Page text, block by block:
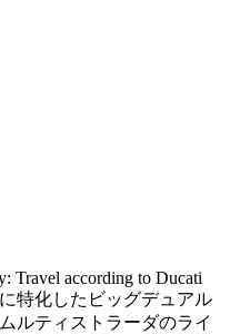
Travel according to Ducati
特化したビッグデュアル
ルティストラーダのライ